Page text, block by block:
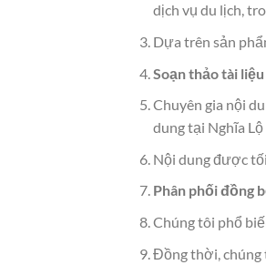
dịch vụ du lịch,
Dựa trên sản
Soạn thảo tài
Chuyên gia nội
dung tại Nghĩa
Nội dung được
Phân phối đồng
Chúng tôi phổ
Đồng thời, chúng